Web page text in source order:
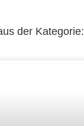
der Kategorie: